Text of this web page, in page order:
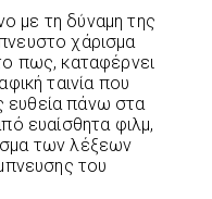
με τη δύναμη της
χάρισμα
πως, καταφέρνει
ταινία που
ευθεία πάνω στα
ευαίσθητα φιλμ,
των λέξεων
του